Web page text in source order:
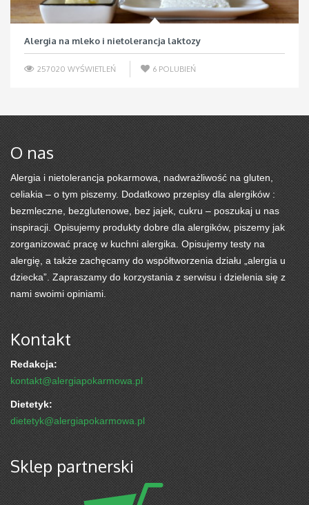
Alergia na mleko i nietolerancja laktozy
257020 WYŚWIETLEŃ 6 POLUBIEŃ
O nas
Alergia i nietolerancja pokarmowa, nadwrażliwość na gluten,
celiakia – o tym piszemy. Dodatkowo przepisy dla alergików :
bezmleczne, bezglutenowe, bez jajek, cukru – poszukaj u nas
inspiracji. Opisujemy produkty dobre dla alergików, piszemy jak
zorganizować pracę w kuchni alergika. Opisujemy testy na
alergię, a także zachęcamy do współtworzenia działu „alergia u
dziecka”. Zapraszamy do korzystania z serwisu i dzielenia się z
nami swoimi opiniami.
Kontakt
Redakcja:
kontakt@alergiapokarmowa.pl
Dietetyk:
dietetyk@alergiapokarmowa.pl
Sklep partnerski